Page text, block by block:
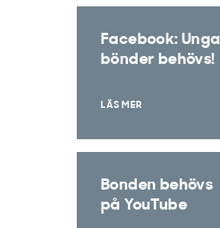
Facebook: Unga
bönder behövs!
LÄS MER
Bonden behövs
på YouTube